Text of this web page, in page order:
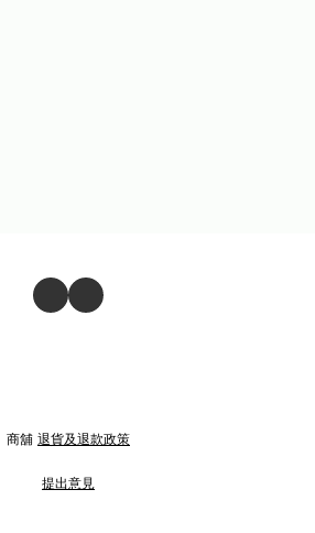
商舖 退貨及退款政策
提出意見